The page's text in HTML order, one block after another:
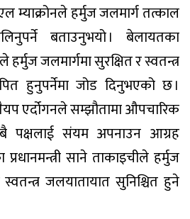
म्याक्रोनले हर्मुज जलमार्ग तत्काल
बताउनुभयो । बेलायतका
हर्मुज जलमार्गमा सुरक्षित र स्वतन्त्र
हुनुपर्नेमा जोड दिनुभएको छ ।
तैयप एर्दोगनले सम्झौतामा औपचारिक
पक्षलाई संयम अपनाउन आग्रह
साने ताकाइचीले हर्मुज
जलयातायात सुनिश्चित हुने